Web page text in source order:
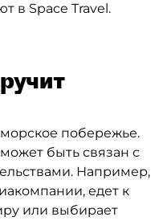
в Space Travel.
побережье.
быть связан с
Например,
едет к
или выбирает